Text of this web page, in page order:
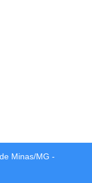
Minas/MG -